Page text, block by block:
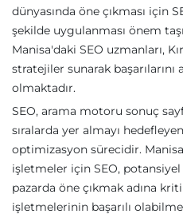
dünyasında öne çıkması için
şekilde uygulanması önem
Manisa'daki SEO uzmanları,
stratejiler sunarak başarılarını
olmaktadır.
SEO, arama motoru sonuç
sıralarda yer almayı
optimizasyon sürecidir.
işletmeler için SEO,
pazarda öne çıkmak adına
işletmelerinin başarılı